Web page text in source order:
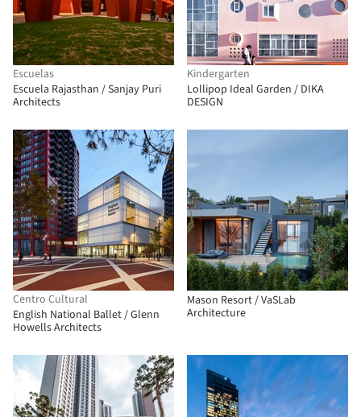
Escuelas
Escuela Rajasthan / Sanjay Puri
Architects
Kindergarten
Lollipop Ideal Garden / DIKA
DESIGN
Centro Cultural
English National Ballet / Glenn
Howells Architects
Mason Resort / VaSLab
Architecture